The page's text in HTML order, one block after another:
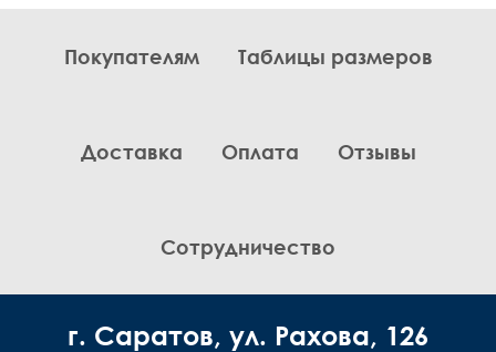
Покупателям Таблицы размеров
Доставка Оплата Отзывы
Сотрудничество
г. Саратов, ул. Рахова, 126